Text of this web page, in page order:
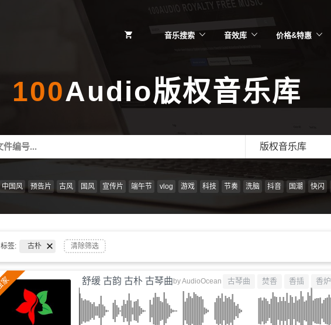
音乐搜索 音效库 价格&特惠
100Audio版权音乐库
版权音乐库
中国风 预告片 古风 国风 宣传片 端午节 vlog 游戏 科技 节奏 洗脑 抖音 国潮 快闪
标签: 古朴 清除筛选
舒缓 古韵 古朴 古琴曲byAudioOcean 古琴曲 焚香 香插 香炉